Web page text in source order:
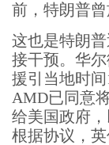
前，特朗普曾
这也是特朗
接干预。华
援引当地时
AMD已同意
给美国政府
根据协议，